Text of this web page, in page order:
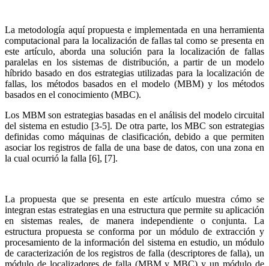
La metodología aquí propuesta e implementada en una herramienta
computacional para la localización de fallas tal como se presenta en
este artículo, aborda una solución para la localización de fallas
paralelas en los sistemas de distribución, a partir de un modelo
híbrido basado en dos estrategias utilizadas para la localización de
fallas, los métodos basados en el modelo (MBM) y los métodos
basados en el conocimiento (MBC).
Los MBM son estrategias basadas en el análisis del modelo circuital
del sistema en estudio [3-5]. De otra parte, los MBC son estrategias
definidas como máquinas de clasificación, debido a que permiten
asociar los registros de falla de una base de datos, con una zona en
la cual ocurrió la falla [6], [7].
La propuesta que se presenta en este artículo muestra cómo se
integran estas estrategias en una estructura que permite su aplicación
en sistemas reales, de manera independiente o conjunta. La
estructura propuesta se conforma por un módulo de extracción y
procesamiento de la información del sistema en estudio, un módulo
de caracterización de los registros de falla (descriptores de falla), un
módulo de localizadores de falla (MBM y MBC) y un módulo de